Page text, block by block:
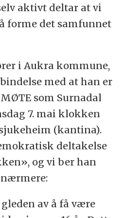
aktivt deltar at vi
forme det samfunnet
i Aukra kommune,
med at han er
som Surnadal
7. mai klokken
(kantina).
deltakelse
og vi ber han
av å få være